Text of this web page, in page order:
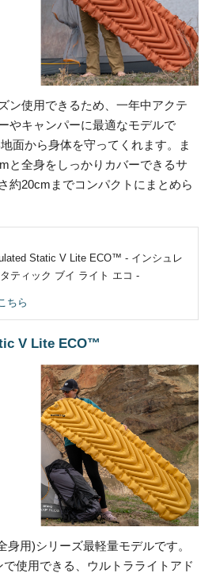
ン使用できるため、一年中アクテ
やキャンパーに最適なモデルで
面から身体を守ってくれます。ま
と全身をしっかりカバーできるサ
約20cmまでコンパクトにまとめら
Static V Lite ECO™ - インシュレ
ティック ブイ ライト エコ -
ちら
V Lite ECO™
身用)シリーズ最軽量モデルです。
使用できる、ウルトラライトアド